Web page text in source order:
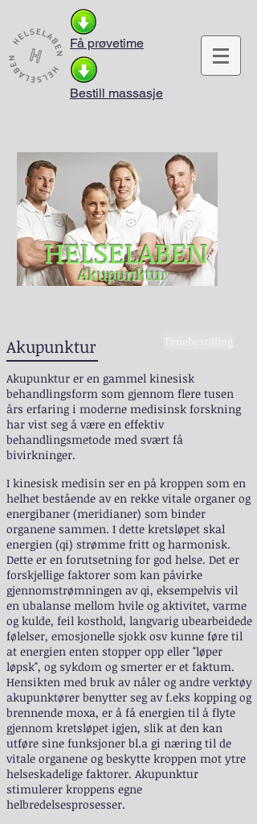
Bestill massasje
Få prøvetime
HELSELABEN
Akupunktur
Akupunktur
Akupunktur er en gammel kinesisk
behandlingsform som gjennom flere tusen
års erfaring i moderne medisinsk forskning
har vist seg å være en effektiv
behandlingsmetode med svært få
bivirkninger.
I kinesisk medisin ser en på kroppen som en
helhet bestående av en rekke vitale organer og
energibaner (meridianer) som binder
organene sammen. I dette kretsløpet skal
energien (qi) strømme fritt og harmonisk.
Dette er en forutsetning for god helse. Det er
forskjellige faktorer som kan påvirke
gjennomstrømningen av qi, eksempelvis vil
en ubalanse mellom hvile og aktivitet, varme
og kulde, feil kosthold, langvarig ubearbeidede
følelser, emosjonelle sjokk osv kunne føre til
at energien enten stopper opp eller "løper
løpsk", og sykdom og smerter er et faktum.
Hensikten med bruk av nåler og andre verktøy
akupunktører benytter seg av f.eks kopping og
brennende moxa, er å få energien til å flyte
gjennom kretsløpet igjen, slik at den kan
utføre sine funksjoner bl.a gi næring til de
vitale organene og beskytte kroppen mot ytre
helseskadelige faktorer. Akupunktur
stimulerer kroppens egne
helbredelsesprosesser.